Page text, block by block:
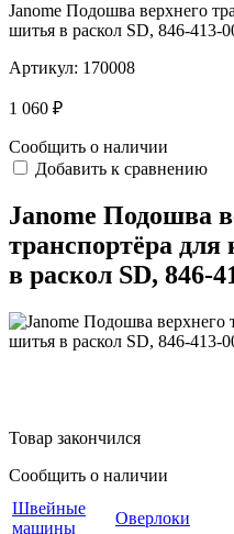
Janome Подошва верхнего
шитья в раскол SD, 846-413-
Артикул: 170008
1 060 ₽
Сообщить о наличии
Добавить к сравнению
Janome Подошва
транспортёра
в раскол SD, 846-
Товар закончился
Сообщить о наличии
Швейные
машины
Оверлоки